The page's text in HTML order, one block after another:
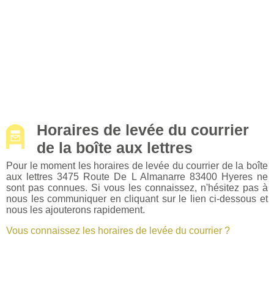
Horaires de levée du courrier
de la boîte aux lettres
Pour le moment les horaires de levée du courrier de la boîte
aux lettres 3475 Route De L Almanarre 83400 Hyeres ne
sont pas connues. Si vous les connaissez, n'hésitez pas à
nous les communiquer en cliquant sur le lien ci-dessous et
nous les ajouterons rapidement.
Vous connaissez les horaires de levée du courrier ?